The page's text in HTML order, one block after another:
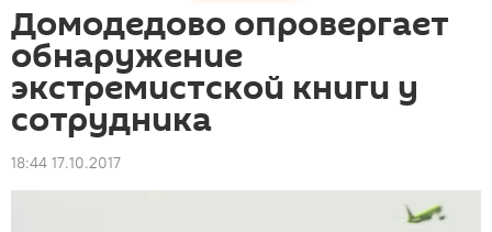
Домодедово опровергает
обнаружение
экстремистской книги у
сотрудника
18:44 17.10.2017